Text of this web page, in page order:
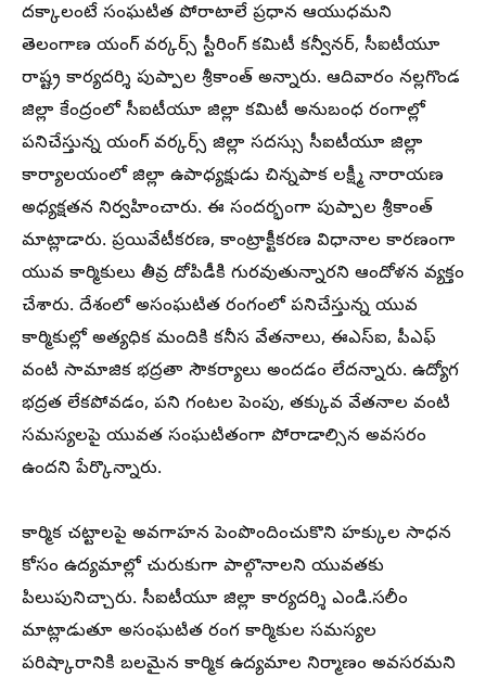
దక్కాలంటే సంఘటిత పోరాటాలే ప్రధాన ఆయుధమని
తెలంగాణ యంగ్ వర్కర్స్ స్టీరింగ్ కమిటీ కన్వీనర్, సీఐటీయూ
రాష్ట్ర కార్యదర్శి పుప్పాల శ్రీకాంత్ అన్నారు. ఆదివారం నల్లగొండ
జిల్లా కేంద్రంలో సీఐటీయూ జిల్లా కమిటీ అనుబంధ రంగాల్లో
పనిచేస్తున్న యంగ్ వర్కర్స్ జిల్లా సదస్సు సీఐటీయూ జిల్లా
కార్యాలయంలో జిల్లా ఉపాధ్యక్షుడు చిన్నపాక లక్ష్మీ నారాయణ
అధ్యక్షతన నిర్వహించారు. ఈ సందర్భంగా పుప్పాల శ్రీకాంత్
మాట్లాడారు. ప్రయివేటీకరణ, కాంట్రాక్టీకరణ విధానాల కారణంగా
యువ కార్మికులు తీవ్ర దోపిడీకి గురవుతున్నారని ఆందోళన వ్యక్తం
చేశారు. దేశంలో అసంఘటిత రంగంలో పనిచేస్తున్న యువ
కార్మికుల్లో అత్యధిక మందికి కనీస వేతనాలు, ఈఎస్ఐ, పీఎఫ్
వంటి సామాజిక భద్రతా సౌకర్యాలు అందడం లేదన్నారు. ఉద్యోగ
భద్రత లేకపోవడం, పని గంటల పెంపు, తక్కువ వేతనాల వంటి
సమస్యలపై యువత సంఘటితంగా పోరాడాల్సిన అవసరం
ఉందని పేర్కొన్నారు.
కార్మిక చట్టాలపై అవగాహన పెంపొందించుకొని హక్కుల సాధన
కోసం ఉద్యమాల్లో చురుకుగా పాల్గొనాలని యువతకు
పిలుపునిచ్చారు. సీఐటీయూ జిల్లా కార్యదర్శి ఎండి.సలీం
మాట్లాడుతూ అసంఘటిత రంగ కార్మికుల సమస్యల
పరిష్కారానికి బలమైన కార్మిక ఉద్యమాల నిర్మాణం అవసరమని